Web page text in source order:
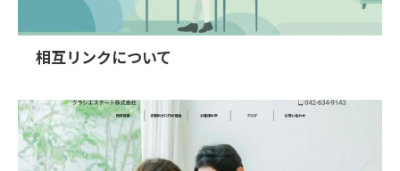
相互リンクについて